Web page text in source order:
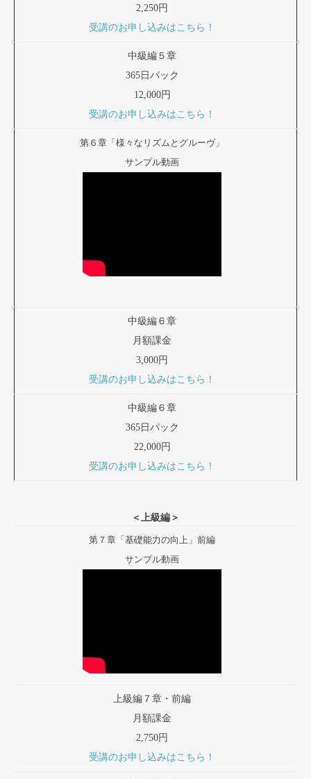
2,250円
受講のお申し込みはこちら！
中級編５章
365日パック
12,000円
受講のお申し込みはこちら！
第６章「様々なリズムとグルーヴ」
サンプル動画
中級編６章
月額課金
3,000円
受講のお申し込みはこちら！
中級編６章
365日パック
22,000円
受講のお申し込みはこちら！
＜上級編＞
第７章「基礎能力の向上」前編
サンプル動画
上級編７章・前編
月額課金
2,750円
受講のお申し込みはこちら！